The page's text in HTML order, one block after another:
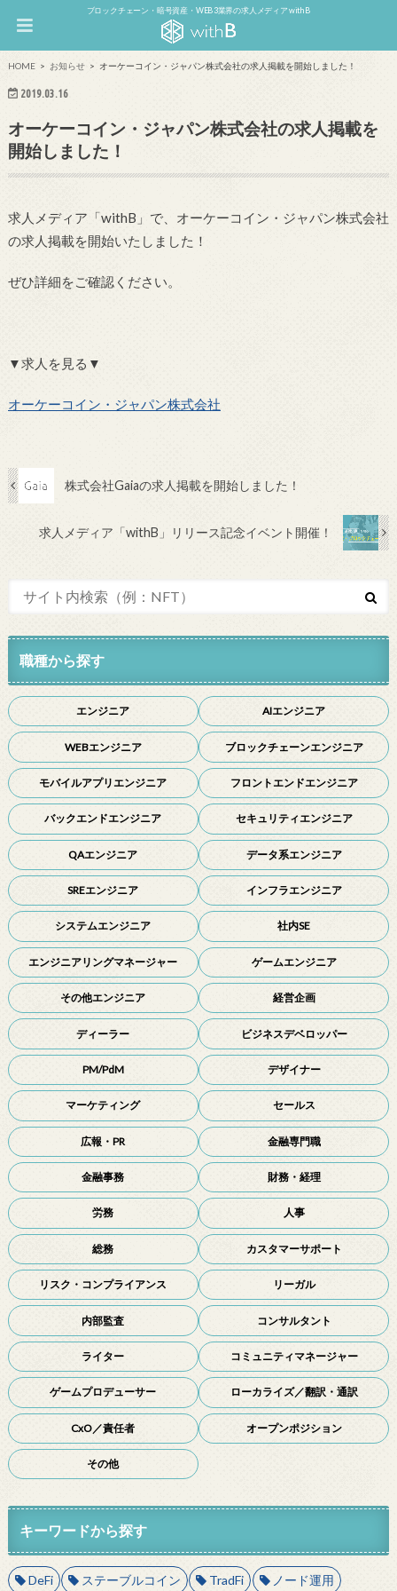
ブロックチェーン・暗号資産・WEB3業界の求人メディア withB
HOME お知らせ オーケーコイン・ジャパン株式会社の求人掲載を開始しました！
2019.03.16
オーケーコイン・ジャパン株式会社の求人掲載を
開始しました！
求人メディア「withB」で、オーケーコイン・ジャパン株式会社
の求人掲載を開始いたしました！
ぜひ詳細をご確認ください。
▼求人を見る▼
オーケーコイン・ジャパン株式会社
株式会社Gaiaの求人掲載を開始しました！
求人メディア「withB」リリース記念イベント開催！
職種から探す
エンジニア AIエンジニア
WEBエンジニア ブロックチェーンエンジニア
モバイルアプリエンジニア フロントエンドエンジニア
バックエンドエンジニア セキュリティエンジニア
QAエンジニア データ系エンジニア
SREエンジニア インフラエンジニア
システムエンジニア 社内SE
エンジニアリングマネージャー ゲームエンジニア
その他エンジニア 経営企画
ディーラー ビジネスデベロッパー
PM/PdM デザイナー
マーケティング セールス
広報・PR 金融専門職
金融事務 財務・経理
労務 人事
総務 カスタマーサポート
リスク・コンプライアンス リーガル
内部監査 コンサルタント
ライター コミュニティマネージャー
ゲームプロデューサー ローカライズ／翻訳・通訳
CxO／責任者 オープンポジション
その他
キーワードから探す
DeFi ステーブルコイン TradFi ノード運用